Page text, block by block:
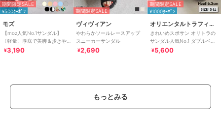
期間限定SALE
¥500ｸｰﾎﾟﾝ
モズ
【moz人気No.1サンダル】
〔軽量〕厚底で美脚＆歩きや
すい！疲れにくいフィット感
¥3,190
期間限定SALE
ヴィヴィアン
やわらかソールレースアップ
スニーカーサンダル
¥2,690
期間限定SALE
¥1000ｸｰﾎﾟﾝ
オリエンタルトラフィック
きれいめスポサン オリトラの
サンダル人気No.1 ダブルベル
ト スポーツサンダル /42207
¥5,600
もっとみる